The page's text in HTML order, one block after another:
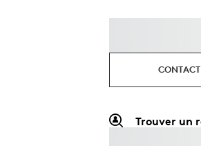
Trouver un